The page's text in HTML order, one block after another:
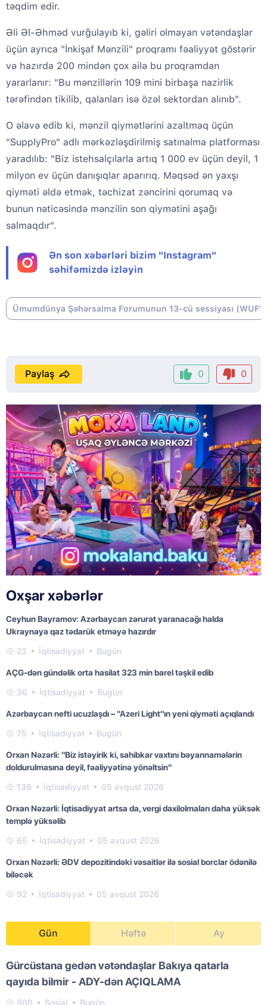
təqdim edir.
Əli Əl-Əhməd vurğulayıb ki, gəliri olmayan vətəndaşlar
üçün ayrıca "İnkişaf Mənzili" proqramı fəaliyyət göstərir
və hazırda 200 mindən çox ailə bu proqramdan
yararlanır: "Bu mənzillərin 109 mini birbaşa nazirlik
tərəfindən tikilib, qalanları isə özəl sektordan alınıb".
O əlavə edib ki, mənzil qiymətlərini azaltmaq üçün
"SupplyPro" adlı mərkəzləşdirilmiş satınalma platforması
yaradılıb: "Biz istehsalçılarla artıq 1 000 ev üçün deyil, 1
milyon ev üçün danışıqlar aparırıq. Məqsəd ən yaxşı
qiyməti əldə etmək, təchizat zəncirini qorumaq və
bunun nəticəsində mənzilin son qiymətini aşağı
salmaqdır".
Ən son xəbərləri bizim "Instagram"
səhifəmizdə izləyin
Ümumdünya Şəhərsalma Forumunun 13-cü sessiyası
0 0
Paylaş
Oxşar xəbərlər
Ceyhun Bayramov: Azərbaycan zərurət yaranacağı halda
Ukraynaya qaz tədarük etməyə hazırdır
23 İqtisadiyyat Bugün
AÇG-dən gündəlik orta hasilat 323 min barel təşkil edib
36 İqtisadiyyat Bugün
Azərbaycan nefti ucuzlaşdı – "Azeri Light"ın yeni qiyməti açıqlandı
75 İqtisadiyyat Bugün
Orxan Nəzərli: "Biz istəyirik ki, sahibkar vaxtını bəyannamələrin
doldurulmasına deyil, fəaliyyətinə yönəltsin"
136 İqtisadiyyat 05 avqust 2026
Orxan Nəzərli: İqtisadiyyat artsa da, vergi daxilolmaları daha yüksək
templə yüksəlib
65 İqtisadiyyat 05 avqust 2026
Orxan Nəzərli: ƏDV depozitindəki vəsaitlər ilə sosial borclar ödənilə
biləcək
92 İqtisadiyyat 05 avqust 2026
Gün Həftə Ay
Gürcüstana gedən vətəndaşlar Bakıya qatarla
qayıda bilmir - ADY-dən AÇIQLAMA
900 Sosial Bugün